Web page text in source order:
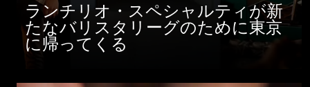
ランチリオ・スペシャルティが新
たなバリスタリーグのために東京
に帰ってくる